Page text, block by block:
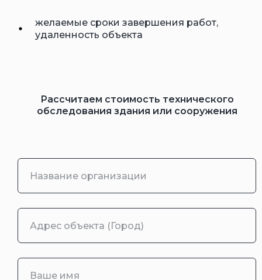
желаемые сроки завершения работ,
удаленность объекта
Рассчитаем стоимость технического
обследования здания или сооружения